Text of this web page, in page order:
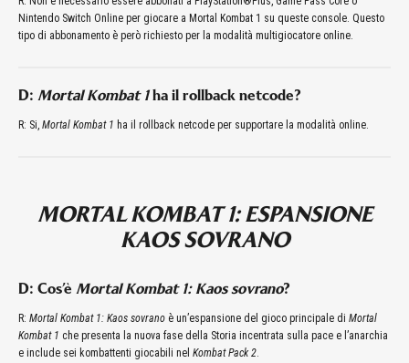
Nintendo Switch Online per giocare a Mortal Kombat 1 su queste console. Questo
tipo di abbonamento è però richiesto per la modalità multigiocatore online.
D: Mortal Kombat 1ha il rollback netcode?
R: Si, Mortal Kombat 1 ha il rollback netcode per supportare la modalità online.
MORTAL KOMBAT 1: ESPANSIONE
KAOS SOVRANO
D: Cos’è Mortal Kombat 1: Kaos sovrano?
R: Mortal Kombat 1: Kaos sovrano è un’espansione del gioco principale di Mortal
Kombat 1 che presenta la nuova fase della Storia incentrata sulla pace e l’anarchia
e include sei kombattenti giocabili nel Kombat Pack 2.